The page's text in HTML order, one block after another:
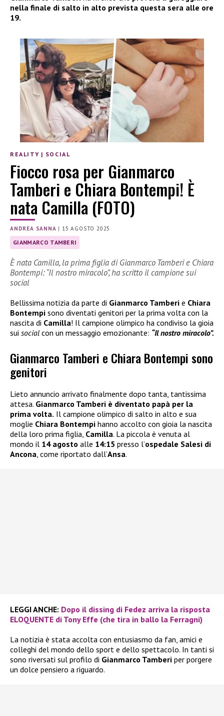
nella finale di salto in alto prevista questa sera alle ore
19.
REALITY | SOCIAL
Fiocco rosa per Gianmarco
Tamberi e Chiara Bontempi! È
nata Camilla (FOTO)
ANDREA SANNA | 15 AGOSTO 2025
GIANMARCO TAMBERI
È nata Camilla, la prima figlia di Gianmarco Tamberi e Chiara
Bontempi: “Il nostro miracolo”, ha scritto il campione sui
social
Bellissima notizia da parte di Gianmarco Tamberi e Chiara
Bontempi sono diventati genitori per la prima volta con la
nascita di Camilla! Il campione olimpico ha condiviso la gioia
sui social con un messaggio emozionante: “Il nostro miracolo”.
Gianmarco Tamberi e Chiara Bontempi sono
genitori
Lieto annuncio arrivato finalmente dopo tanta, tantissima
attesa. Gianmarco Tamberi è diventato papà per la
prima volta. Il campione olimpico di salto in alto e sua
moglie Chiara Bontempi hanno accolto con gioia la nascita
della loro prima figlia, Camilla. La piccola è venuta al
mondo il 14 agosto alle 14:15 presso l’ospedale Salesi di
Ancona, come riportato dall’Ansa.
LEGGI ANCHE: Dopo il dissing di Fedez arriva la risposta
ELOQUENTE di Tony Effe (che tira in ballo la Ferragni)
La notizia è stata accolta con entusiasmo da fan, amici e
colleghi del mondo dello sport e dello spettacolo. In tanti si
sono riversati sul profilo di Gianmarco Tamberi per porgere
un dolce pensiero a riguardo.